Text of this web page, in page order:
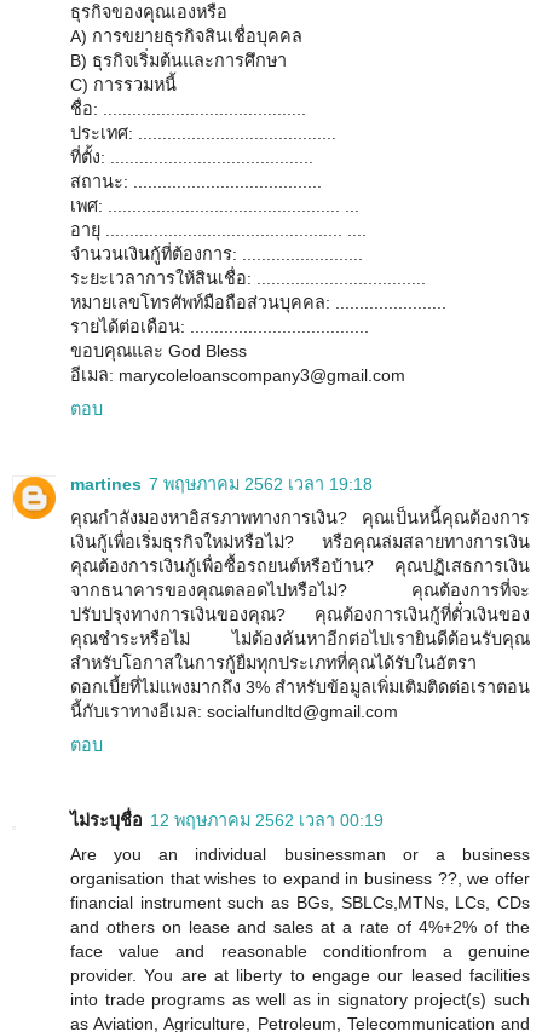
ธุรกิจของคุณเองหรือ
A) การขยายธุรกิจสินเชื่อบุคคล
B) ธุรกิจเริ่มต้นและการศึกษา
C) การรวมหนี้
ชื่อ: ..........................................
ประเทศ: .........................................
ที่ตั้ง: ..........................................
สถานะ: .......................................
เพศ: ................................................ ...
อายุ ................................................. ....
จำนวนเงินกู้ที่ต้องการ: .........................
ระยะเวลาการให้สินเชื่อ: ...................................
หมายเลขโทรศัพท์มือถือส่วนบุคคล: .......................
รายได้ต่อเดือน: .....................................
ขอบคุณและ God Bless
อีเมล: marycoleloanscompany3@gmail.com
ตอบ
martines 7 พฤษภาคม 2562 เวลา 19:18
คุณกำลังมองหาอิสรภาพทางการเงิน? คุณเป็นหนี้คุณต้องการ
เงินกู้เพื่อเริ่มธุรกิจใหม่หรือไม่? หรือคุณล่มสลายทางการเงิน
คุณต้องการเงินกู้เพื่อซื้อรถยนต์หรือบ้าน? คุณปฏิเสธการเงิน
จากธนาคารของคุณตลอดไปหรือไม่? คุณต้องการที่จะ
ปรับปรุงทางการเงินของคุณ? คุณต้องการเงินกู้ที่ตั๋วเงินของ
คุณชำระหรือไม่ ไม่ต้องค้นหาอีกต่อไปเรายินดีต้อนรับคุณ
สำหรับโอกาสในการกู้ยืมทุกประเภทที่คุณได้รับในอัตรา
ดอกเบี้ยที่ไม่แพงมากถึง 3% สำหรับข้อมูลเพิ่มเติมติดต่อเราตอน
นี้กับเราทางอีเมล: socialfundltd@gmail.com
ตอบ
ไม่ระบุชื่อ 12 พฤษภาคม 2562 เวลา 00:19
Are you an individual businessman or a business
organisation that wishes to expand in business ??, we offer
financial instrument such as BGs, SBLCs,MTNs, LCs, CDs
and others on lease and sales at a rate of 4%+2% of the
face value and reasonable conditionfrom a genuine
provider. You are at liberty to engage our leased facilities
into trade programs as well as in signatory project(s) such
as Aviation, Agriculture, Petroleum, Telecommunication and